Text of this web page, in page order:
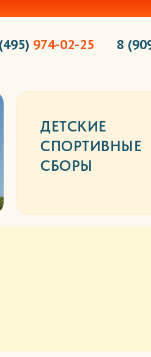
974-02-25 8
ДЕТСКИЕ
СПОРТИВНЫЕ
СБОРЫ